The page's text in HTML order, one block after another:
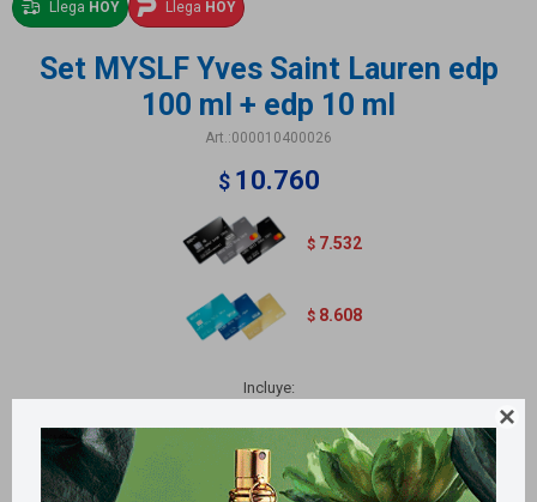

Llega HOY Llega HOY
Set MYSLF Yves Saint Lauren edp
100 ml + edp 10 ml
000010400026
$ 10.760
$ 7.532
$ 8.608
Incluye:
1 Eau de parfum MYSLF 10 ml